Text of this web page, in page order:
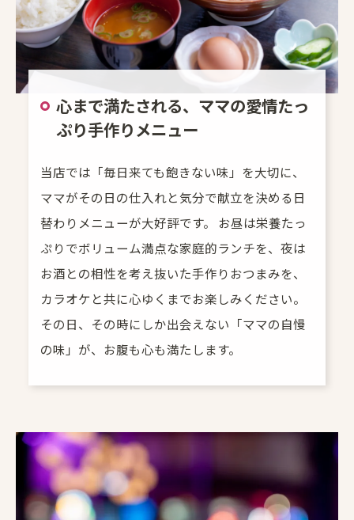
心まで満たされる、ママの愛情たっ
ぷり手作りメニュー
当店では「毎日来ても飽きない味」を大切に、
ママがその日の仕入れと気分で献立を決める日
替わりメニューが大好評です。 お昼は栄養たっ
ぷりでボリューム満点な家庭的ランチを、夜は
お酒との相性を考え抜いた手作りおつまみを、
カラオケと共に心ゆくまでお楽しみください。
その日、その時にしか出会えない「ママの自慢
の味」が、お腹も心も満たします。